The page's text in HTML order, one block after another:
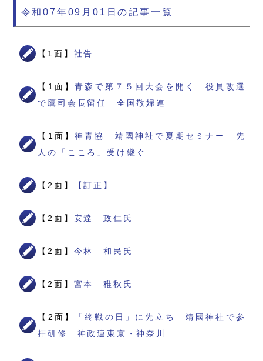
令和07年09月01日の記事一覧
【1面】 社告
【1面】青森で第７５回大会を開く 役員改選
で鷹司会長留任 全国敬婦連
【1面】神青協 靖國神社で夏期セミナー 先
人の「こころ」受け継ぐ
【2面】 【訂正】
【2面】 安達 政仁氏
【2面】 今林 和民氏
【2面】 宮本 稚秋氏
【2面】
「終戦の日」に先立ち 靖國神社で参
拝研修 神政連東京・神奈川